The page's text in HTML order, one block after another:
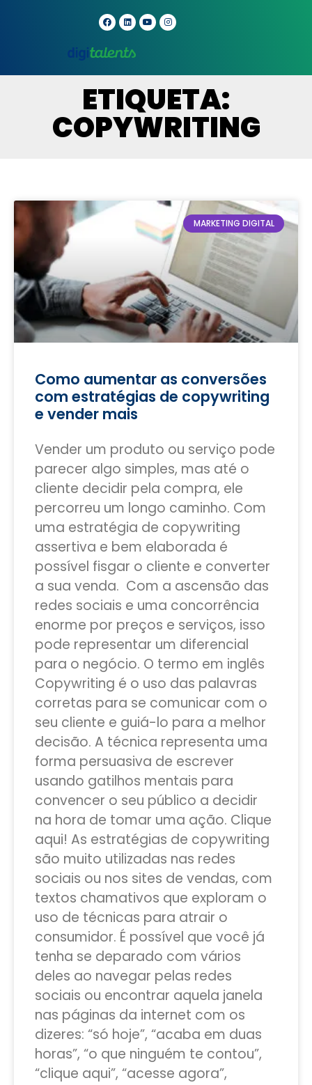
ETIQUETA:
COPYWRITING
MARKETING DIGITAL
Como aumentar as conversões
com estratégias de copywriting
e vender mais
Vender um produto ou serviço pode
parecer algo simples, mas até o
cliente decidir pela compra, ele
percorreu um longo caminho. Com
uma estratégia de copywriting
assertiva e bem elaborada é
possível fisgar o cliente e converter
a sua venda. Com a ascensão das
redes sociais e uma concorrência
enorme por preços e serviços, isso
pode representar um diferencial
para o negócio. O termo em inglês
Copywriting é o uso das palavras
corretas para se comunicar com o
seu cliente e guiá-lo para a melhor
decisão. A técnica representa uma
forma persuasiva de escrever
usando gatilhos mentais para
convencer o seu público a decidir
na hora de tomar uma ação. Clique
aqui! As estratégias de copywriting
são muito utilizadas nas redes
sociais ou nos sites de vendas, com
textos chamativos que exploram o
uso de técnicas para atrair o
consumidor. É possível que você já
tenha se deparado com vários
deles ao navegar pelas redes
sociais ou encontrar aquela janela
nas páginas da internet com os
dizeres: “só hoje”, “acaba em duas
horas”, “o que ninguém te contou”,
“clique aqui”, “acesse agora”,